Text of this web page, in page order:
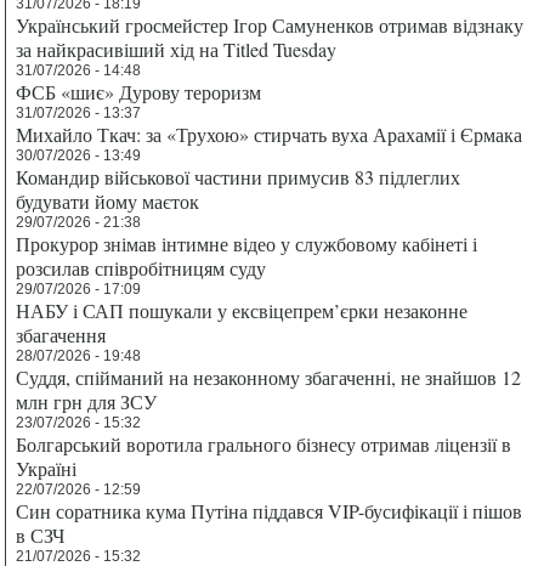
31/07/2026 - 18:19
Український гросмейстер Ігор Самуненков отримав відзнаку
за найкрасивіший хід на Titled Tuesday
31/07/2026 - 14:48
ФСБ «шиє» Дурову тероризм
31/07/2026 - 13:37
Михайло Ткач: за «Трухою» стирчать вуха Арахамії і Єрмака
30/07/2026 - 13:49
Командир військової частини примусив 83 підлеглих
будувати йому маєток
29/07/2026 - 21:38
Прокурор знімав інтимне відео у службовому кабінеті і
розсилав співробітницям суду
29/07/2026 - 17:09
НАБУ і САП пошукали у ексвіцепрем’єрки незаконне
збагачення
28/07/2026 - 19:48
Суддя, спійманий на незаконному збагаченні, не знайшов 12
млн грн для ЗСУ
23/07/2026 - 15:32
Болгарський воротила грального бізнесу отримав ліцензії в
Україні
22/07/2026 - 12:59
Син соратника кума Путіна піддався VIP-бусифікації і пішов
в СЗЧ
21/07/2026 - 15:32